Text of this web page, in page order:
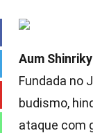
Aum
Fundada no
budismo,
ataque com